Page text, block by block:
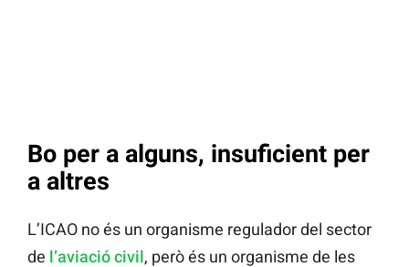
Bo per a alguns, insuficient per
a altres
L’ICAO no és un organisme regulador del sector
de l’aviació civil, però és un organisme de les